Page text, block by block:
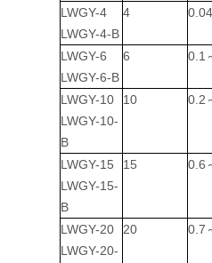
LWGY-4
LWGY-4-B
4
LWGY-6
LWGY-6-B
6 0.1
LWGY-10
LWGY-10-
B
10 0.2
LWGY-15
LWGY-15-
B
15 0.6
LWGY-20
LWGY-20-
20 0.7